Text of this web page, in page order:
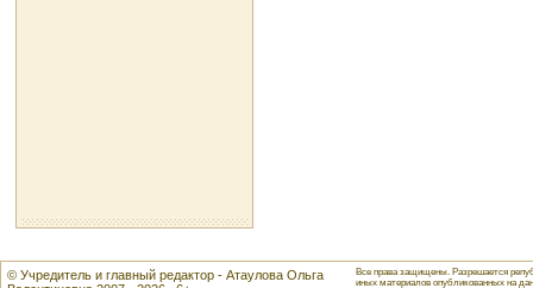
© Учредитель и главный редактор - Атаулова Ольга
Все права защищены. Разрешается
иных материалов опубликованных на